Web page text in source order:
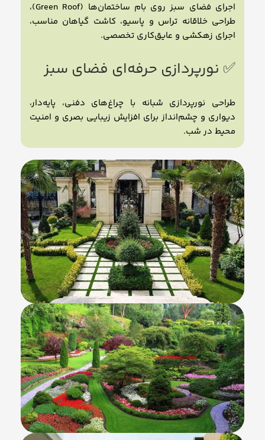
اجرای فضای سبز روی بام ساختمان‌ها (Green Roof)،
طراحی خلاقانه تراس و پاسیو، کاشت گیاهان مناسب،
اجرای زهکشی و عایق‌کاری تخصصی.
✅ نورپردازی حرفه‌ای فضای سبز
طراحی نورپردازی شبانه با چراغ‌های دفنی، پایه‌دار،
دیواری و چشم‌انداز برای افزایش زیبایی بصری و امنیت
محیط در شب.